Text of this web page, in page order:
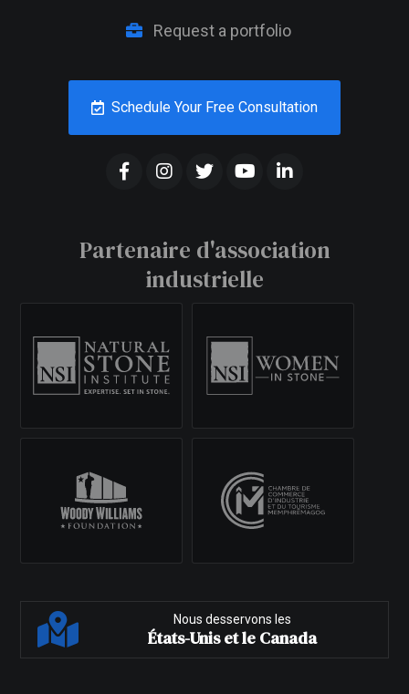
Request a portfolio
Schedule Your Free Consultation
Partenaire d'association
industrielle
Nous desservons les
États-Unis et le Canada